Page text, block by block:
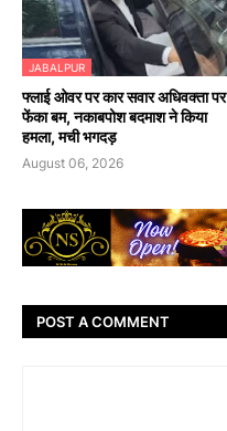
JABALPUR
फ्लाई ओवर पर कार सवार अधिवक्ता पर
फेंका बम, नकाबपोश बदमाश ने किया
हमला, मची भगदड़
August 06, 2026
POST A COMMENT